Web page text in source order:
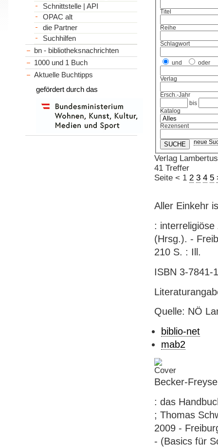
Titel
Reihe
Schlagwort
und oder
Verlag
Ersch.-Jahr
bis
Katalog
Rezensent
neue
Verlag
41 Treffer
Seite < 1 2 3 4 5
Aller Einkehr
:
(Hrsg.). -
210 S. : Ill.
ISBN 3-7841-
Quelle: NÖ
biblio-net
mab2
Becker-
: das
; Thomas
2009 -
- (Basics für
Schnittstelle | API
OPAC alt
die Partner
Suchhilfen
bn - bibliotheksnachrichten
1000 und 1 Buch
Aktuelle Buchtipps
gefördert durch das